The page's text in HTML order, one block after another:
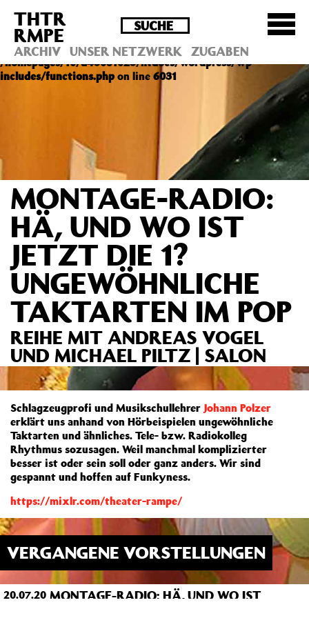
Deprecated : Die Funktion post_permalink ist seit
Version 4.4.0 veraltet! Verwende stattdessen
get_permalink(). in
/homepages/10/d43051023/htdocs/wordpress/wp-
includes/functions.phpon line 6031
THTR
RMPE
ARCHIV UNSER NETZWERK ZUGABEN
MONTAGE-RADIO:
HÄ, UND WO IST
JETZT DIE 1?
UNGEWÖHNLICHE
TAKTARTEN IM POP
REIHE MIT ANDREAS VOGEL
UND MICHAEL PILTZ | SALON
Schlagzeugprofi und Musikschullehrer Johann Polzer
erklärt uns anhand von Hörbeispielen ungewöhnliche
Taktarten und ähnliches. Tele- bzw. Radiokolleg
Rhythmus sozusagen. Weil manchmal komplizierter
besser ist oder sein soll oder ganz anders. Wir sind
gespannt und hoffen auf Funkyness.
https://mixlr.com/theater-rampe/
VERGANGENE VORSTELLUNGEN
20.07.20 MONTAGE-RADIO: HÄ, UND WO IST